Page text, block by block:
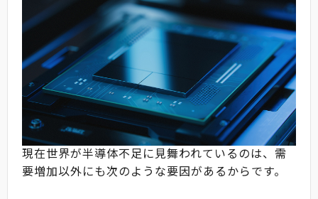
現在世界が半導体不足に見舞われているのは、需
要増加以外にも次のような要因があるからです。